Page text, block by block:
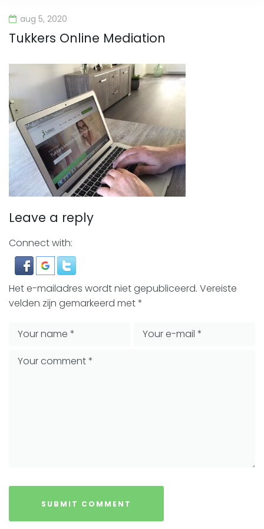
aug 5, 2020
Tukkers Online Mediation
Leave a reply
Connect with:
Het e-mailadres wordt niet gepubliceerd. Vereiste
velden zijn gemarkeerd met*